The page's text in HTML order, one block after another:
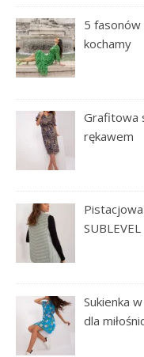
5 fasonów
kochamy
Grafitowa
rękawem
SUBLEVEL
Sukienka
dla